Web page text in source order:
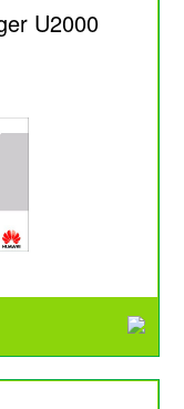
U2000